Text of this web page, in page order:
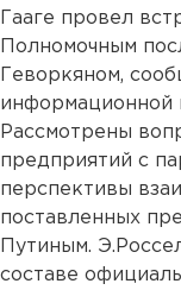
Гааге провел
Полномочным
Геворкяном,
информационной
Рассмотрены
предприятий с
перспективы
поставленных
Путиным.
составе